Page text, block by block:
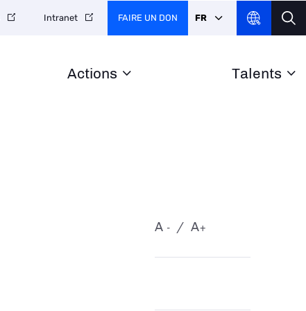
Actions Talents
Intranet FAIRE UN DON FR
-
A +
A